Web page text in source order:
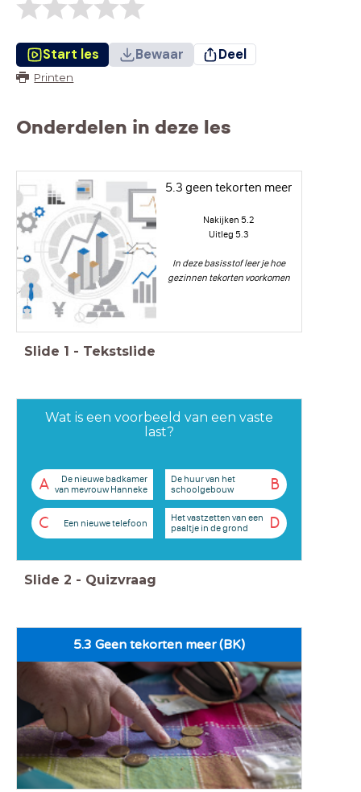
Start les Bewaar Deel
Printen
Onderdelen in deze les
5.3 geen tekorten meer
Nakijken 5.2
Uitleg 5.3
In deze basisstof leer je hoe
gezinnen tekorten voorkomen
Slide 1 - Tekstslide
Wat is een voorbeeld van een vaste
last?
A
De nieuwe badkamer
van mevrouw Hanneke
B
De huur van het
schoolgebouw
C Een nieuwe telefoon D
Het vastzetten van een
paaltje in de grond
Slide 2 - Quizvraag
5.3 Geen tekorten meer (BK)